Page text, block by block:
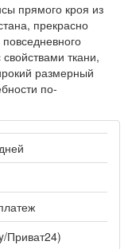
прямого кроя из
прекрасно
ткани,
размерный
по-
Приват24)